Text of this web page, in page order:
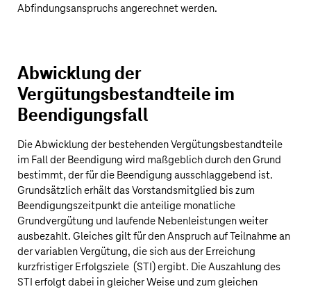
Abfindungsanspruchs angerechnet werden.
Abwicklung der
Vergütungsbestandteile im
Beendigungsfall
Die Abwicklung der bestehenden Vergütungsbestandteile
im Fall der Beendigung wird maßgeblich durch den Grund
bestimmt, der für die Beendigung ausschlaggebend ist.
Grundsätzlich erhält das Vorstandsmitglied bis zum
Beendigungszeitpunkt die anteilige monatliche
Grundvergütung und laufende Nebenleistungen weiter
ausbezahlt. Gleiches gilt für den Anspruch auf Teilnahme an
der variablen Vergütung, die sich aus der Erreichung
kurzfristiger Erfolgsziele (STI) ergibt. Die Auszahlung des
STI erfolgt dabei in gleicher Weise und zum gleichen